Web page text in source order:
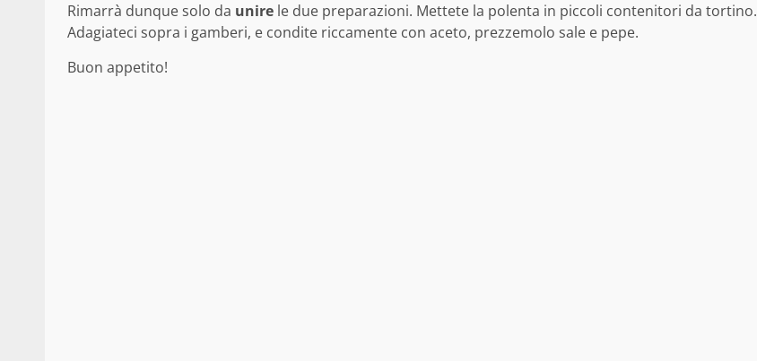
Rimarrà dunque solo da unire le due preparazioni. Mettete la polenta in piccoli contenitori da tortino.
Adagiateci sopra i gamberi, e condite riccamente con aceto, prezzemolo sale e pepe.
Buon appetito!